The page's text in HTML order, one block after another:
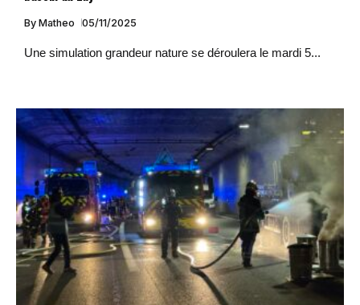
By Matheo 05/11/2025
Une simulation grandeur nature se déroulera le mardi 5...